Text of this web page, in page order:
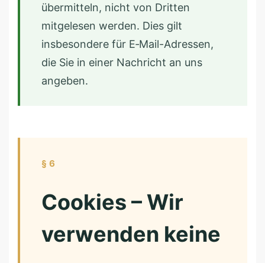
übermitteln, nicht von Dritten
mitgelesen werden. Dies gilt
insbesondere für E‑Mail-Adressen,
die Sie in einer Nachricht an uns
angeben.
§ 6
Cookies – Wir
verwenden keine